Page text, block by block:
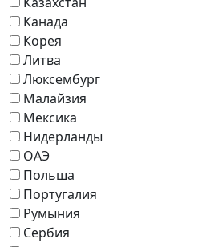
Канада
Корея
Литва
Люксембург
Малайзия
Мексика
Нидерланды
ОАЭ
Польша
Португалия
Румыния
Сербия